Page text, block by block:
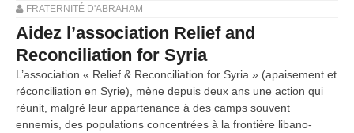
FRATERNITÉ D'ABRAHAM
Aidez l’association Relief and
Reconciliation for Syria
L’association « Relief & Reconciliation for Syria » (apaisement et
réconciliation en Syrie), mène depuis deux ans une action qui
réunit, malgré leur appartenance à des camps souvent
ennemis, des populations concentrées à la frontière libano-